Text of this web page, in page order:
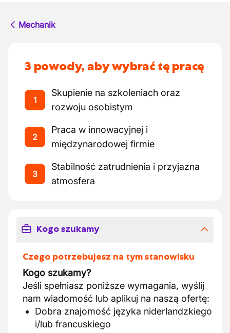
Mechanik
3 powody, aby wybrać tę pracę
1
Skupienie na szkoleniach oraz
rozwoju osobistym
2
Praca w innowacyjnej i
międzynarodowej firmie
3
Stabilność zatrudnienia i przyjazna
atmosfera
Kogo szukamy
Czego potrzebujesz na tym stanowisku
Kogo szukamy?
Jeśli spełniasz poniższe wymagania, wyślij
nam wiadomość lub aplikuj na naszą ofertę:
Dobra znajomość języka niderlandzkiego
i/lub francuskiego